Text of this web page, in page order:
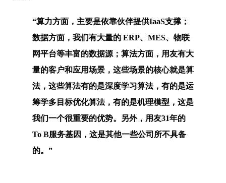
“算力方面，主要是依靠伙伴提供IaaS支撑；
数据方面，我们有大量的 ERP、MES、物联
网平台等丰富的数据源；算法方面，用友有大
量的客户和应用场景，这些场景的核心就是算
法，这些算法有的是深度学习算法，有的是运
筹学多目标优化算法，有的是机理模型，这是
我们一个很重要的优势。另外，用友31年的
To B服务基因，这是其他一些公司所不具备
的。”